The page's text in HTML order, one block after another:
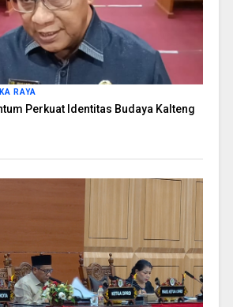
RAYA
Perkuat Identitas Budaya Kalteng